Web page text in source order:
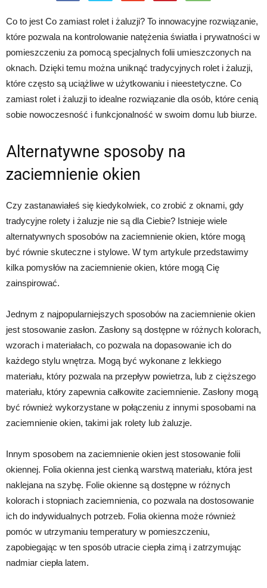
Co to jest Co zamiast rolet i żaluzji? To innowacyjne rozwiązanie,
które pozwala na kontrolowanie natężenia światła i prywatności w
pomieszczeniu za pomocą specjalnych folii umieszczonych na
oknach. Dzięki temu można uniknąć tradycyjnych rolet i żaluzji,
które często są uciążliwe w użytkowaniu i nieestetyczne. Co
zamiast rolet i żaluzji to idealne rozwiązanie dla osób, które cenią
sobie nowoczesność i funkcjonalność w swoim domu lub biurze.
Alternatywne sposoby na
zaciemnienie okien
Czy zastanawiałeś się kiedykolwiek, co zrobić z oknami, gdy
tradycyjne rolety i żaluzje nie są dla Ciebie? Istnieje wiele
alternatywnych sposobów na zaciemnienie okien, które mogą
być równie skuteczne i stylowe. W tym artykule przedstawimy
kilka pomysłów na zaciemnienie okien, które mogą Cię
zainspirować.
Jednym z najpopularniejszych sposobów na zaciemnienie okien
jest stosowanie zasłon. Zasłony są dostępne w różnych kolorach,
wzorach i materiałach, co pozwala na dopasowanie ich do
każdego stylu wnętrza. Mogą być wykonane z lekkiego
materiału, który pozwala na przepływ powietrza, lub z cięższego
materiału, który zapewnia całkowite zaciemnienie. Zasłony mogą
być również wykorzystane w połączeniu z innymi sposobami na
zaciemnienie okien, takimi jak rolety lub żaluzje.
Innym sposobem na zaciemnienie okien jest stosowanie folii
okiennej. Folia okienna jest cienką warstwą materiału, która jest
naklejana na szybę. Folie okienne są dostępne w różnych
kolorach i stopniach zaciemnienia, co pozwala na dostosowanie
ich do indywidualnych potrzeb. Folia okienna może również
pomóc w utrzymaniu temperatury w pomieszczeniu,
zapobiegając w ten sposób utracie ciepła zimą i zatrzymując
nadmiar ciepła latem.